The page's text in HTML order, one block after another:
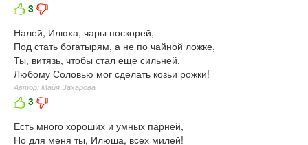
3
Налей, Илюха, чары поскорей,
Под стать богатырям, а не по чайной ложке,
Ты, витязь, чтобы стал еще сильней,
Любому Соловью мог сделать козьи рожки!
Автор: Майя Захарова
3
Есть много хороших и умных парней,
Но для меня ты, Илюша, всех милей!